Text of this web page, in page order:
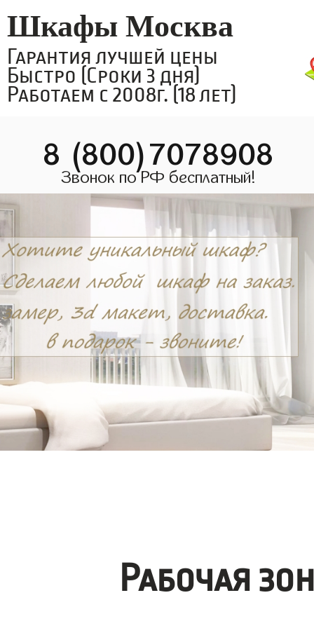
Шкафы Москва
Гарантия лучшей цены
Быстро (Сроки 3 дня)
Работаем с 2008г. (18 лет)
8 (800)7078908
Звонок по РФ бесплатный!
Рабочая